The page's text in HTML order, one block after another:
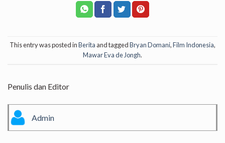
This entry was posted inBerita and taggedBryan Domani,Film Indonesia,
Mawar Eva de Jongh.
Penulis dan Editor
Admin